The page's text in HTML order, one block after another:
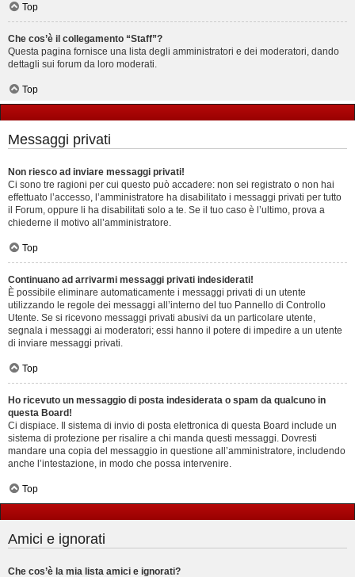
Top
Che cos’è il collegamento “Staff”?
Questa pagina fornisce una lista degli amministratori e dei moderatori, dando
dettagli sui forum da loro moderati.
Top
Messaggi privati
Non riesco ad inviare messaggi privati!
Ci sono tre ragioni per cui questo può accadere: non sei registrato o non hai
effettuato l’accesso, l’amministratore ha disabilitato i messaggi privati per tutto
il Forum, oppure li ha disabilitati solo a te. Se il tuo caso è l’ultimo, prova a
chiederne il motivo all’amministratore.
Top
Continuano ad arrivarmi messaggi privati indesiderati!
È possibile eliminare automaticamente i messaggi privati ​​di un utente
utilizzando le regole dei messaggi all’interno del tuo Pannello di Controllo
Utente. Se si ricevono messaggi privati ​​abusivi da un particolare utente,
segnala i messaggi ai moderatori; essi hanno il potere di impedire a un utente
di inviare messaggi privati​​.
Top
Ho ricevuto un messaggio di posta indesiderata o spam da qualcuno in
questa Board!
Ci dispiace. Il sistema di invio di posta elettronica di questa Board include un
sistema di protezione per risalire a chi manda questi messaggi. Dovresti
mandare una copia del messaggio in questione all’amministratore, includendo
anche l’intestazione, in modo che possa intervenire.
Top
Amici e ignorati
Che cos’è la mia lista amici e ignorati?